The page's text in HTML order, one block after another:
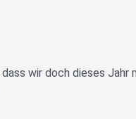
wir doch dieses Jahr